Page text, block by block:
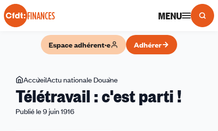
Panneau de gestion des cookies
FINANCES MENU
Espace adhérent·e Adhérer
Vous
êtes
ici
AccueilActu nationale Douane
:
Télétravail : c'est parti !
Publié le 9 juin 1916